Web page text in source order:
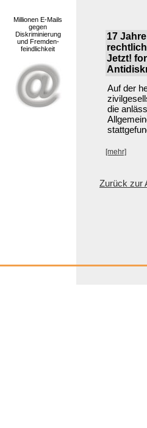
Millionen E-Mails
gegen
Diskriminierung
und Fremden-
feindlichkeit
17
Jetzt!
Auf der
die
[mehr]
Zurück zur